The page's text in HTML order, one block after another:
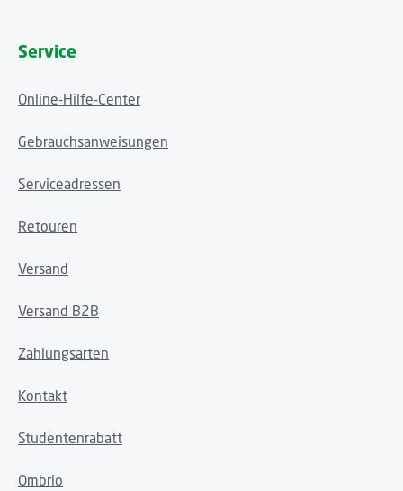
Service
Online-Hilfe-Center
Gebrauchsanweisungen
Serviceadressen
Retouren
Versand
Versand B2B
Zahlungsarten
Kontakt
Studentenrabatt
Ombrio